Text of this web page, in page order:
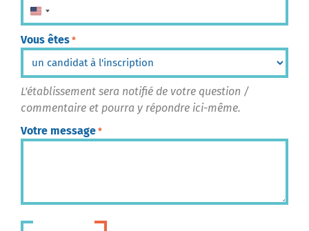
États-Unis +1
Vous êtes *
L'établissement sera notifié de votre question /
commentaire et pourra y répondre ici-même.
Votre message *